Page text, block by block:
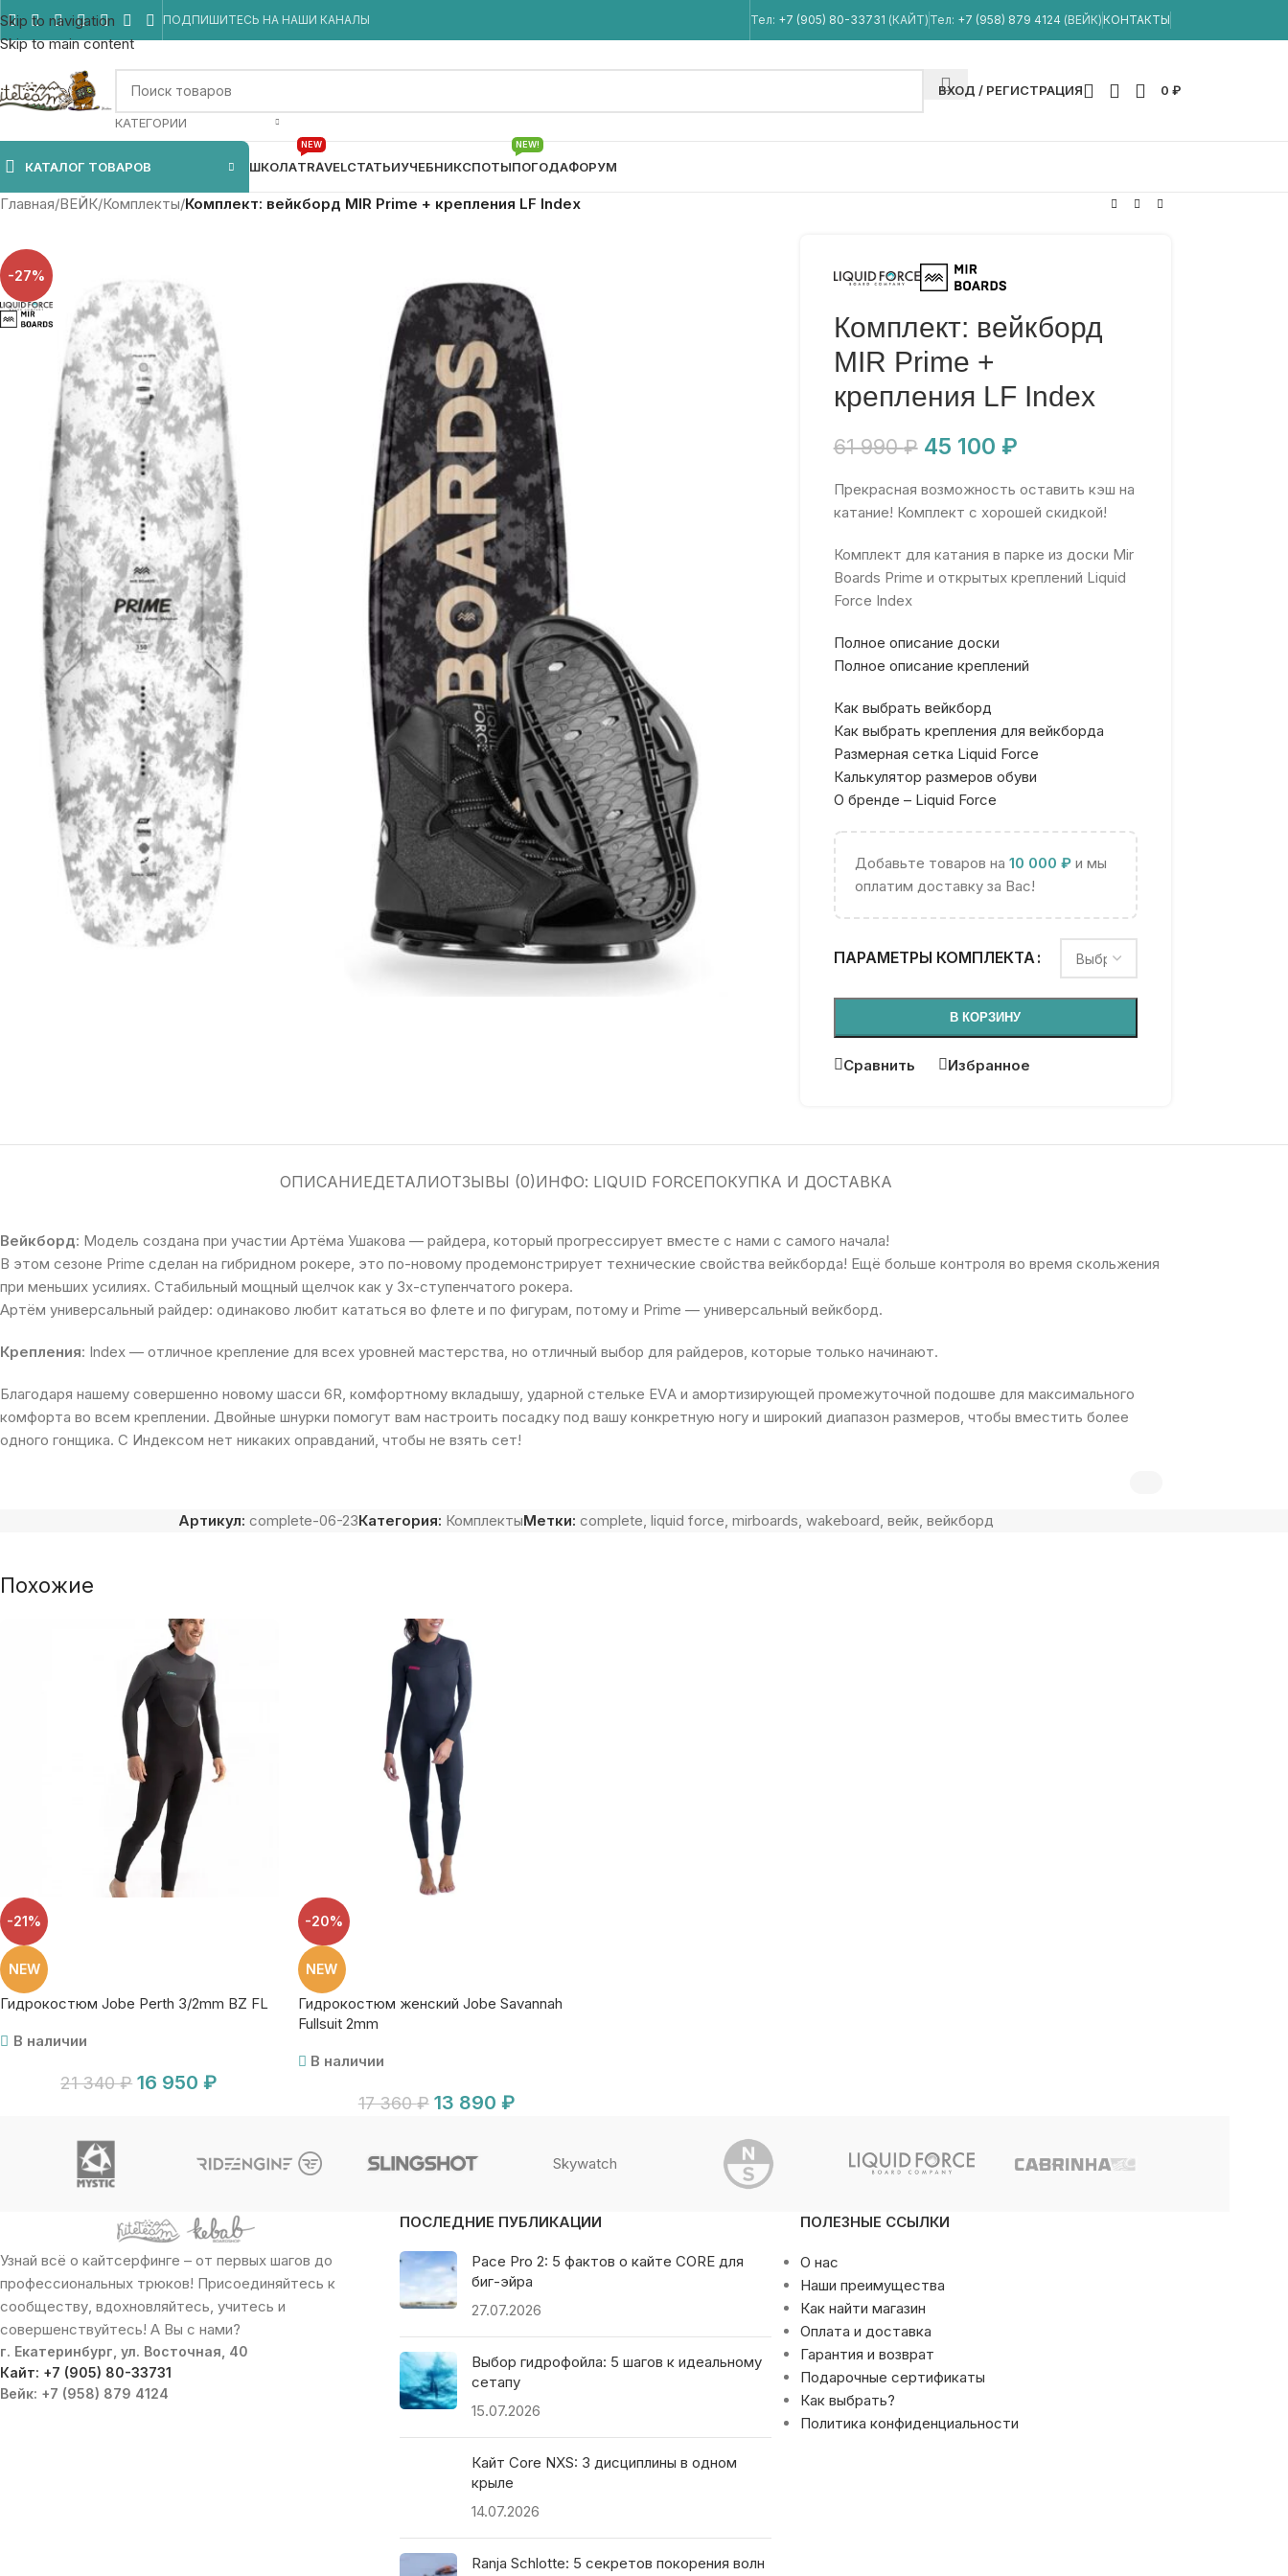
Skip to navigation
Skip to main content
ПОДПИШИТЕСЬ НА НАШИ КАНАЛЫ
Тел: +7 (905) 80-33731 (КАЙТ) Тел: +7 (958) 879 4124 (ВЕЙК) КОНТАКТЫ
КАТЕГОРИИ
ВХОД / РЕГИСТРАЦИЯ 0 ₽
КАТАЛОГ ТОВАРОВ ШКОЛАTRAVEL
NEW
СТАТЬИУЧЕБНИКСПОТЫПОГОДА
NEW!
ФОРУМ
Главная/ВЕЙК/Комплекты/Комплект: вейкборд MIR Prime + крепления LF Index
-27%
Комплект: вейкборд
MIR Prime +
крепления LF Index
61 990₽ 45 100 ₽
Прекрасная возможность оставить кэш на
катание! Комплект с хорошей скидкой!
Комплект для катания в парке из доски Mir
Boards Prime и открытых креплений Liquid
Force Index
Полное описание доски
Полное описание креплений
Как выбрать вейкборд
Как выбрать крепления для вейкборда
Размерная сетка Liquid Force
Калькулятор размеров обуви
О бренде – Liquid Force
Добавьте товаров на 10 000 ₽и мы
оплатим доставку за Вас!
ПАРАМЕТРЫ КОМПЛЕКТА
В КОРЗИНУ
Сравнить Избранное
ОПИСАНИЕДЕТАЛИОТЗЫВЫ (0)ИНФО: LIQUID FORCEПОКУПКА И ДОСТАВКА
Вейкборд: Модель создана при участии Артёма Ушакова — райдера, который прогрессирует вместе с нами с самого начала!
В этом сезоне Prime сделан на гибридном рокере, это по-новому продемонстрирует технические свойства вейкборда! Ещё больше контроля во время скольжения
при меньших усилиях. Стабильный мощный щелчок как у 3х-ступенчатого рокера.
Артём универсальный райдер: одинаково любит кататься во флете и по фигурам, потому и Prime — универсальный вейкборд.
Крепления: Index — отличное крепление для всех уровней мастерства, но отличный выбор для райдеров, которые только начинают.
Благодаря нашему совершенно новому шасси 6R, комфортному вкладышу, ударной стельке EVA и амортизирующей промежуточной подошве для максимального
комфорта во всем креплении. Двойные шнурки помогут вам настроить посадку под вашу конкретную ногу и широкий диапазон размеров, чтобы вместить более
одного гонщика. С Индексом нет никаких оправданий, чтобы не взять сет!
Артикул: complete-06-23Категория: КомплектыМетки: complete, liquid force, mirboards, wakeboard, вейк, вейкборд
Похожие
-21%
NEW
Гидрокостюм Jobe Perth 3/2mm BZ FL
В наличии
21 340₽ 16 950₽
-20%
NEW
Гидрокостюм женский Jobe Savannah
Fullsuit 2mm
В наличии
17 360₽ 13 890 ₽
Skywatch
Узнай всё о кайтсерфинге – от первых шагов до
профессиональных трюков! Присоединяйтесь к
сообществу, вдохновляйтесь, учитесь и
совершенствуйтесь! А Вы с нами?
г. Екатеринбург, ул. Восточная, 40
Кайт: +7 (905) 80-33731
Вейк: +7 (958) 879 4124
ПОСЛЕДНИЕ ПУБЛИКАЦИИ
Pace Pro 2: 5 фактов о кайте CORE для
биг-эйра
27.07.2026
Выбор гидрофойла: 5 шагов к идеальному
сетапу
15.07.2026
Кайт Core NXS: 3 дисциплины в одном
крыле
14.07.2026
Ranja Schlotte: 5 секретов покорения волн
ПОЛЕЗНЫЕ ССЫЛКИ
О нас
Наши преимущества
Как найти магазин
Оплата и доставка
Гарантия и возврат
Подарочные сертификаты
Как выбрать?
Политика конфиденциальности